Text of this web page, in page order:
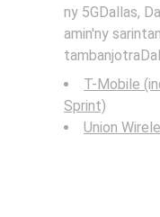
ny 5GDallas,
amin'ny
T-Mobile
Sprint)
Union